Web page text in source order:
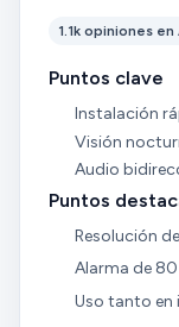
1.1k opiniones en
Puntos clave
Instalación
Visión
Audio
Puntos
Resolución
Alarma de
Uso tanto en